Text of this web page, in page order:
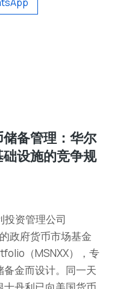
备管理：华尔
设施的竞争规
资管理公司
政府货币市场基金
（MSNXX），专
金而设计。同一天